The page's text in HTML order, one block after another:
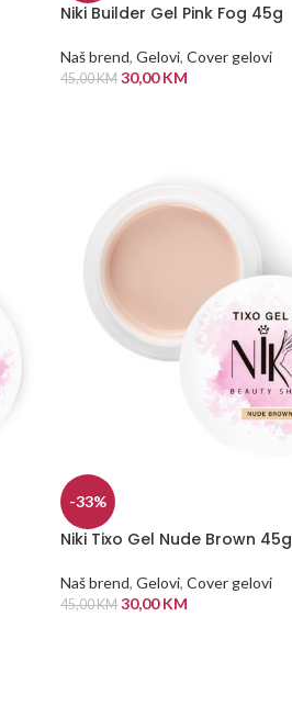
Niki Builder Gel Pink Fog 45g
Naš brend, Gelovi, Cover gelovi
45,00KM 30,00KM
-33%
Niki Tixo Gel Nude Brown 45g
Naš brend, Gelovi, Cover gelovi
45,00KM 30,00KM